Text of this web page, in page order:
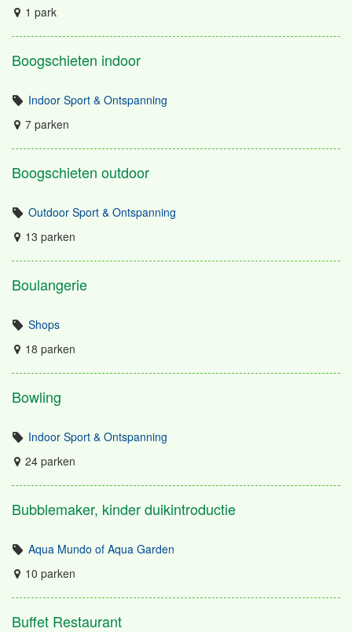
1 park
Boogschieten indoor
Indoor Sport & Ontspanning
7 parken
Boogschieten outdoor
Outdoor Sport & Ontspanning
13 parken
Boulangerie
Shops
18 parken
Bowling
Indoor Sport & Ontspanning
24 parken
Bubblemaker, kinder duikintroductie
Aqua Mundo of Aqua Garden
10 parken
Buffet Restaurant